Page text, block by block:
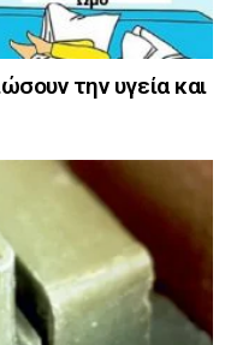
την υγεία και